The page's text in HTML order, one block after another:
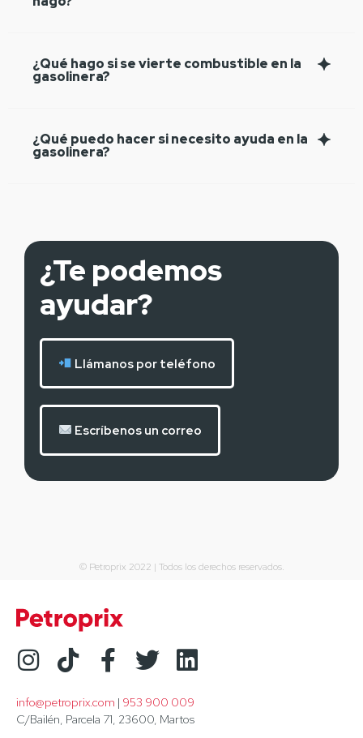
¿Qué hago si se vierte combustible en la
gasolinera?
¿Qué puedo hacer si necesito ayuda en la
gasolinera?
¿Te podemos
ayudar?
Llámanos por teléfono
Escríbenos un correo
© Petroprix 2022 | Todos los derechos reservados.
info@petroprix.com | 953 900 009
C/Bailén, Parcela 71, 23600, Martos